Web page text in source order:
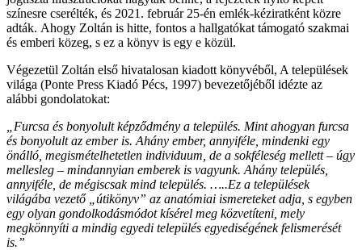
színesre cserélték, és 2021. február 25-én emlék-kéziratként közre
adták. Ahogy Zoltán is hitte, fontos a hallgatókat támogató szakmai
és emberi közeg, s ez a könyv is egy e közül.
Végezetül Zoltán első hivatalosan kiadott könyvéből, A települések
világa (Ponte Press Kiadó Pécs, 1997) bevezetőjéből idézte az
alábbi gondolatokat:
„Furcsa és bonyolult képződmény a település. Mint ahogyan furcsa
és bonyolult az ember is. Ahány ember, annyiféle, mindenki egy
önálló, megismételhetetlen individuum, de a sokféleség mellett – úgy
mellesleg – mindannyian emberek is vagyunk. Ahány település,
annyiféle, de mégiscsak mind település. …..Ez a települések
világába vezető „útikönyv” az anatómiai ismereteket adja, s egyben
egy olyan gondolkodásmódot kísérel meg közvetíteni, mely
megkönnyíti a mindig egyedi település egyediségének felismerését
is.”